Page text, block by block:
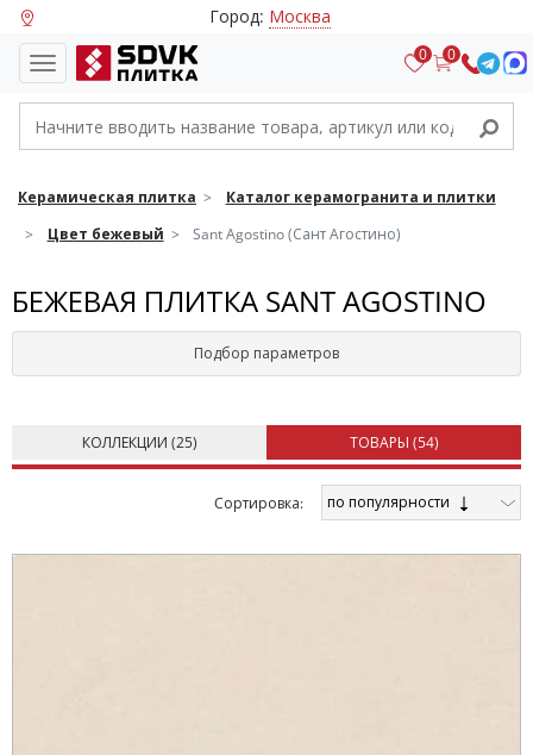
Город: Москва
0 0
Керамическая плитка
Каталог керамогранита и плитки
Цвет бежевый
Sant Agostino (Сант Агостино)
БЕЖЕВАЯ ПЛИТКА SANT AGOSTINO
Подбор параметров
КОЛЛЕКЦИИ (25) ТОВАРЫ (54)
Cортировка: по популярности